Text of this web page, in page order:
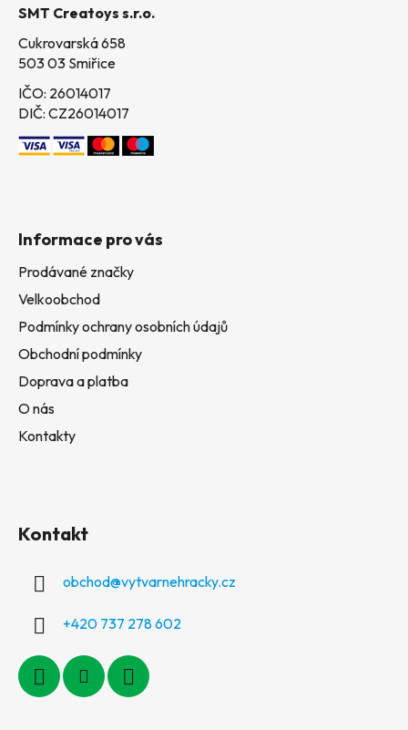
SMT Creatoys s.r.o.
Cukrovarská 658
503 03 Smiřice
IČO: 26014017
DIČ: CZ26014017
Informace pro vás
Prodávané značky
Velkoobchod
Podmínky ochrany osobních údajů
Obchodní podmínky
Doprava a platba
O nás
Kontakty
Kontakt
obchod@vytvarnehracky.cz
+420 737 278 602